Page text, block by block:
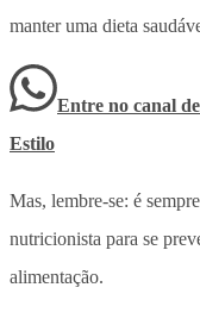
manter uma dieta
Entre no canal
Estilo
Mas, lembre-se: é
nutricionista para se
alimentação.